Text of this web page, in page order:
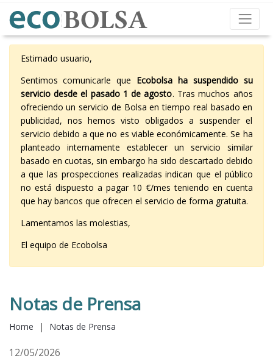
Estimado usuario,
Sentimos comunicarle que Ecobolsa ha suspendido su
servicio desde el pasado 1 de agosto. Tras muchos años
ofreciendo un servicio de Bolsa en tiempo real basado en
publicidad, nos hemos visto obligados a suspender el
servicio debido a que no es viable económicamente. Se ha
planteado internamente establecer un servicio similar
basado en cuotas, sin embargo ha sido descartado debido
a que las prospecciones realizadas indican que el público
no está dispuesto a pagar 10 €/mes teniendo en cuenta
que hay bancos que ofrecen el servicio de forma gratuita.
Lamentamos las molestias,
El equipo de Ecobolsa
Notas de Prensa
Home | Notas de Prensa
12/05/2026